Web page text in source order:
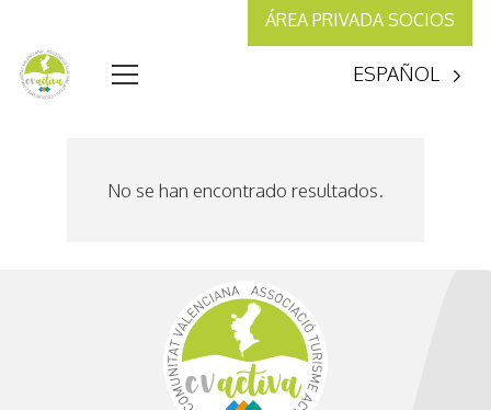
ÁREA PRIVADA SOCIOS
ESPAÑOL
No se han encontrado resultados.